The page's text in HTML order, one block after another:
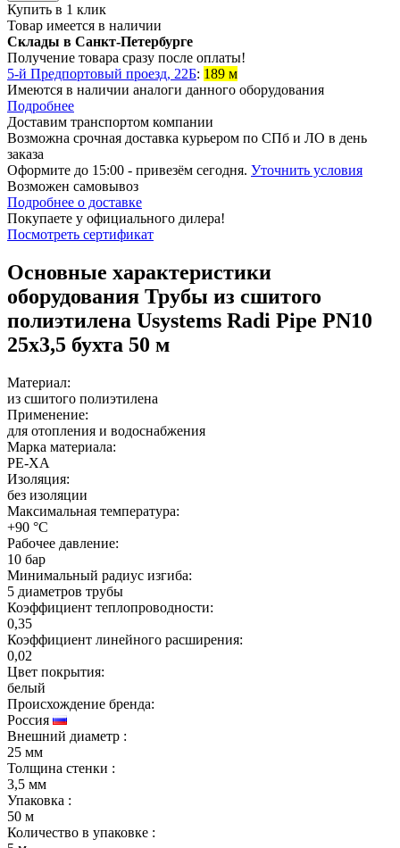
Купить в 1 клик
Товар имеется в наличии
Склады в Санкт-Петербурге
Получение товара сразу после оплаты!
5-й Предпортовый проезд, 22Б: 189 м
Имеются в наличии аналоги данного оборудования
Подробнее
Доставим транспортом компании
Возможна срочная доставка курьером по СПб и ЛО в день
заказа
Оформите до 15:00 - привезём сегодня. Уточнить условия
Возможен самовывоз
Подробнее о доставке
Покупаете у официального дилера!
Посмотреть сертификат
Основные характеристики
оборудования Трубы из сшитого
полиэтилена Usystems Radi Pipe PN10
25x3,5 бухта 50 м
Материал:
из сшитого полиэтилена
Применение:
для отопления и водоснабжения
Марка материала:
PE-XA
Изоляция:
без изоляции
Максимальная температура:
+90 °C
Рабочее давление:
10 бар
Минимальный радиус изгиба:
5 диаметров трубы
Коэффициент теплопроводности:
0,35
Коэффициент линейного расширения:
0,02
Цвет покрытия:
белый
Происхождение бренда:
Россия
Внешний диаметр :
25 мм
Толщина стенки :
3,5 мм
Упаковка :
50 м
Количество в упаковке :